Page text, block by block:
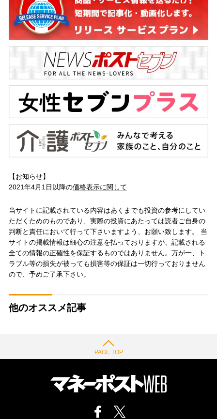
【お知らせ】
2021年4月1日以降の価格表示に関して
当サイトに記載されている内容はあくまでも投資の参考にしてい
ただくためのものであり、実際の投資にあたっては読者ご自身の
判断と責任において行って下さいますよう、お願い致します。 当
サイトの掲載情報は細心の注意を払っておりますが、記載される
全ての情報の正確性を保証するものではありません。万が一、ト
ラブル等の損失が被っても損害等の保証は一切行っておりません
ので、予めご了承下さい。
他のオススメ記事
PAGE TOP